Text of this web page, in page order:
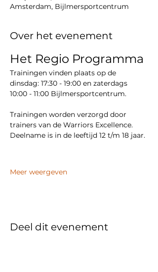
Amsterdam, Bijlmersportcentrum
Over het evenement
Het Regio Programma
Trainingen vinden plaats op de
dinsdag: 17:30 - 19:00 en zaterdags
10:00 - 11:00 Bijlmersportcentrum.
Trainingen worden verzorgd door
trainers van de Warriors Excellence.
Deelname is in de leeftijd 12 t/m 18 jaar.
Meer weergeven
Deel dit evenement